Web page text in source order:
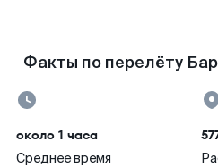
Факты по перелёту
около 1 часа
Среднее время